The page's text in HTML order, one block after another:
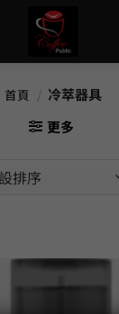
首頁 / 冷萃器具
更多